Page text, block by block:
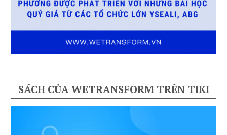
SÁCH CỦA WETRANSFORM TRÊN TIKI